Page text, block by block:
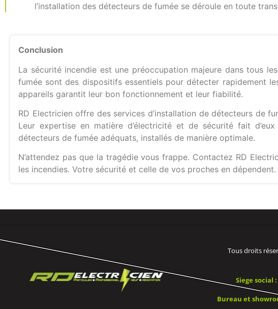
l’installation des détecteurs de fumée se déroule en toute
Conclusion
La sécurité incendie est une préoccupation majeure dans tous
fumée sont des dispositifs essentiels pour détecter rapidement
appareils garantit leur bon fonctionnement et leur fiabilité.
RD Electricien offre des services d’installation de détecteurs de
Leur expertise en matière d’électricité et de sécurité fait
détecteurs de fumée adéquats, installés de manière optimale.
N’attendez pas que la tragédie vous frappe. Contactez RD
les incendies. Votre sécurité et celle de vos proches en dépendent.
Tous droits
Siege social :
Bureau et